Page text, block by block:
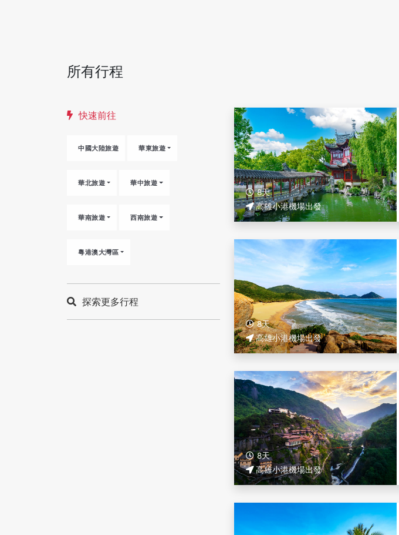
所有行程
快速前往
中國大陸旅遊 華東旅遊
華北旅遊 華中旅遊
華南旅遊 西南旅遊
粵港澳大灣區
探索更多行程
8天
高雄小港機場出發
8天
高雄小港機場出發
8天
高雄小港機場出發